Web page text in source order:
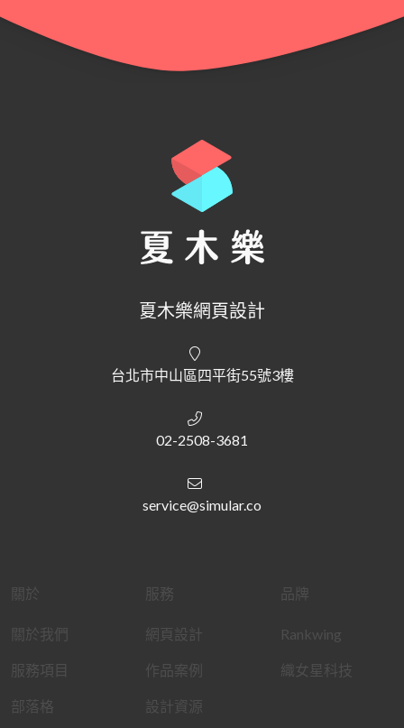
夏木樂網頁設計
台北市中山區四平街55號3樓
02-2508-3681
service@simular.co
關於
關於我們
服務項目
部落格
服務
網頁設計
作品案例
設計資源
品牌
Rankwing
織女星科技